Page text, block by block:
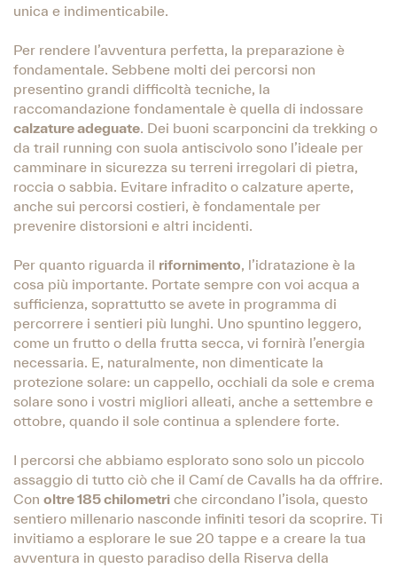
unica e indimenticabile.
Per rendere l’avventura perfetta, la preparazione è
fondamentale. Sebbene molti dei percorsi non
presentino grandi difficoltà tecniche, la
raccomandazione fondamentale è quella di indossare
calzature adeguate. Dei buoni scarponcini da trekking o
da trail running con suola antiscivolo sono l’ideale per
camminare in sicurezza su terreni irregolari di pietra,
roccia o sabbia. Evitare infradito o calzature aperte,
anche sui percorsi costieri, è fondamentale per
prevenire distorsioni e altri incidenti.
Per quanto riguarda il rifornimento, l’idratazione è la
cosa più importante. Portate sempre con voi acqua a
sufficienza, soprattutto se avete in programma di
percorrere i sentieri più lunghi. Uno spuntino leggero,
come un frutto o della frutta secca, vi fornirà l’energia
necessaria. E, naturalmente, non dimenticate la
protezione solare: un cappello, occhiali da sole e crema
solare sono i vostri migliori alleati, anche a settembre e
ottobre, quando il sole continua a splendere forte.
I percorsi che abbiamo esplorato sono solo un piccolo
assaggio di tutto ciò che il Camí de Cavalls ha da offrire.
Con oltre 185 chilometri che circondano l’isola, questo
sentiero millenario nasconde infiniti tesori da scoprire. Ti
invitiamo a esplorare le sue 20 tappe e a creare la tua
avventura in questo paradiso della Riserva della